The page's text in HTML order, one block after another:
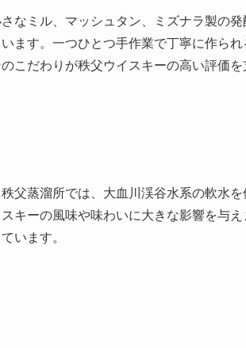
なミル、マッシュタン、ミズナラ製の
ます。一つひとつ手作業で丁寧に作ら
こだわりが秩父ウイスキーの高い評価を
父蒸溜所では、大血川渓谷水系の軟水
キーの風味や味わいに大きな影響を与え
います。